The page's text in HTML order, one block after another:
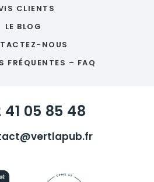
CLIENTS
LE BLOG
NOUS
FRÉQUENTES – FAQ
41 05 85 48